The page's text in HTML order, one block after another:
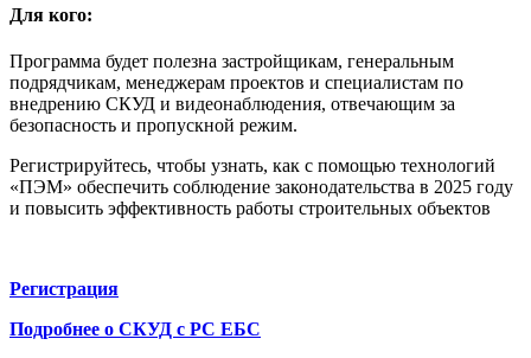
Для кого:
Программа будет полезна застройщикам, генеральным
подрядчикам, менеджерам проектов и специалистам по
внедрению СКУД и видеонаблюдения, отвечающим за
безопасность и пропускной режим.
Регистрируйтесь, чтобы узнать, как с помощью технологий
«ПЭМ» обеспечить соблюдение законодательства в 2025 году
и повысить эффективность работы строительных объектов
Регистрация
Подробнее о СКУД с РС ЕБС